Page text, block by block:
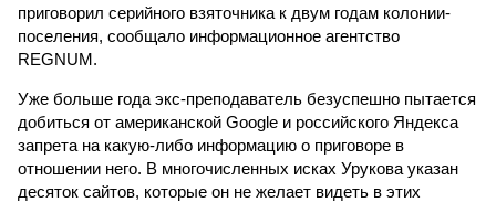
приговорил серийного взяточника к двум годам колонии-
поселения, сообщало информационное агентство
REGNUM.
Уже больше года экс-преподаватель безуспешно пытается
добиться от американской Google и российского Яндекса
запрета на какую-либо информацию о приговоре в
отношении него. В многочисленных исках Урукова указан
десяток сайтов, которые он не желает видеть в этих